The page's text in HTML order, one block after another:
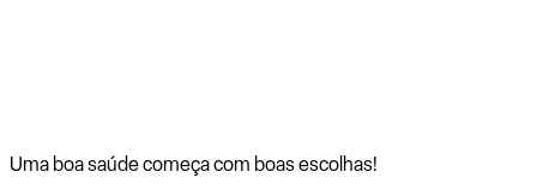
Uma boa saúde começa com boas escolhas!